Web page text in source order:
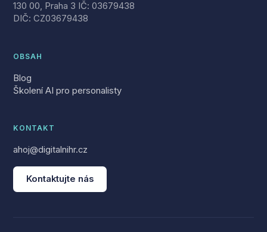
130 00, Praha 3 IČ: 03679438
DIČ: CZ03679438
OBSAH
Blog
Školení AI pro personalisty
KONTAKT
ahoj@digitalnihr.cz
Kontaktujte nás